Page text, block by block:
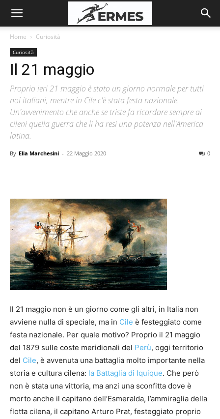
Home Curiosità
Curiosità
Il 21 maggio
Proprio ieri 21 maggio è stato un giorno normale per tutti
noi italiani, mentre in Cile c'è stata festa nazionale.
Un'avvenimento che anche se triste fa ricordare sempre ai
cileni quella guerra che li ha resi una potenza nell'America
latina.
By Elia Marchesini - 22 Maggio 2020 0
Il 21 maggio non è un giorno come gli altri, in Italia non
avviene nulla di speciale, ma in Cile è festeggiato come
festa nazionale. Per quale motivo? Proprio il 21 maggio
del 1879 sulle coste meridionali del Perù, oggi territorio
del Cile, è avvenuta una battaglia molto importante nella
storia e cultura cilena: la Battaglia di Iquique. Che però
non è stata una vittoria, ma anzi una sconfitta dove è
morto anche il capitano dell’Esmeralda, l’ammiraglia della
flotta cilena, il capitano Arturo Prat, festeggiato proprio